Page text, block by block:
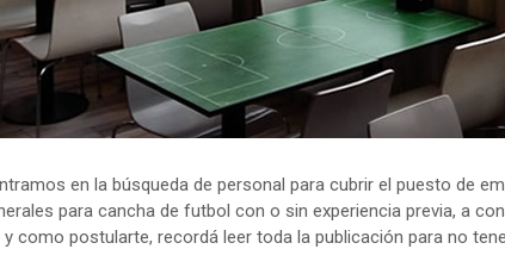
en la búsqueda de personal para cubrir el puesto de
para cancha de futbol con o sin experiencia previa, a
como postularte, recordá leer toda la publicación para no